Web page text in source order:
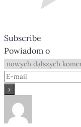
Subscribe
Powiadom o